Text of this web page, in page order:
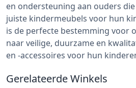
en ondersteuning aan ouders
juiste kindermeubels voor hun
is de perfecte bestemming voor
naar veilige, duurzame en
en -accessoires voor hun
Gerelateerde Winkels